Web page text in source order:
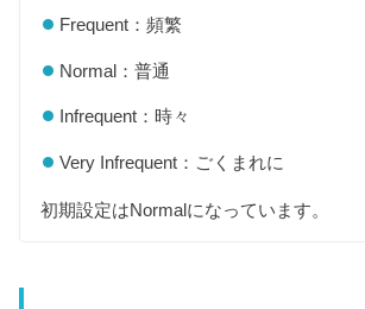
Frequent：頻繁
Normal：普通
Infrequent：時々
Very Infrequent：ごくまれに
初期設定はNormalになっています。